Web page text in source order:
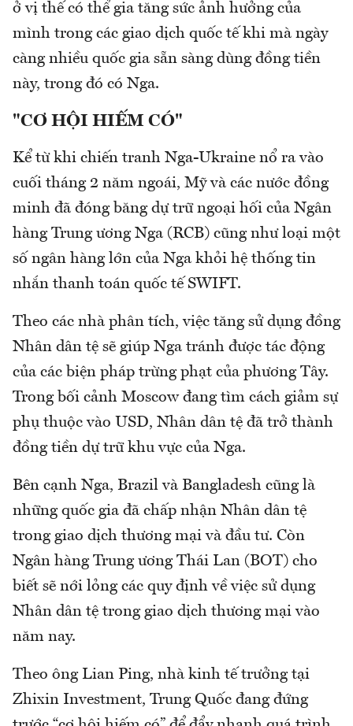
ở vị thế có thể gia tăng sức ảnh hưởng của
mình trong các giao dịch quốc tế khi mà ngày
càng nhiều quốc gia sẵn sàng dùng đồng tiền
này, trong đó có Nga.
"CƠ HỘI HIẾM CÓ"
Kể từ khi chiến tranh Nga-Ukraine nổ ra vào
cuối tháng 2 năm ngoái, Mỹ và các nước đồng
minh đã đóng băng dự trữ ngoại hối của Ngân
hàng Trung ương Nga (RCB) cũng như loại một
số ngân hàng lớn của Nga khỏi hệ thống tin
nhắn thanh toán quốc tế SWIFT.
Theo các nhà phân tích, việc tăng sử dụng đồng
Nhân dân tệ sẽ giúp Nga tránh được tác động
của các biện pháp trừng phạt của phương Tây.
Trong bối cảnh Moscow đang tìm cách giảm sự
phụ thuộc vào USD, Nhân dân tệ đã trở thành
đồng tiền dự trữ khu vực của Nga.
Bên cạnh Nga, Brazil và Bangladesh cũng là
những quốc gia đã chấp nhận Nhân dân tệ
trong giao dịch thương mại và đầu tư. Còn
Ngân hàng Trung ương Thái Lan (BOT) cho
biết sẽ nới lỏng các quy định về việc sử dụng
Nhân dân tệ trong giao dịch thương mại vào
năm nay.
Theo ông Lian Ping, nhà kinh tế trưởng tại
Zhixin Investment, Trung Quốc đang đứng